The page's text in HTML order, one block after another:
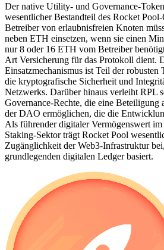
Der native Utility- und Governance-
wesentlicher Bestandteil des Rocket
Betreiber von erlaubnisfreien Knoten
neben ETH einsetzen, wenn sie einen
nur 8 oder 16 ETH vom Betreiber
Art Versicherung für das Protokoll dient.
Einsatzmechanismus ist Teil der robusten
die kryptografische Sicherheit und
Netzwerks. Darüber hinaus verleiht RPL
Governance-Rechte, die eine Beteiligung
der DAO ermöglichen, die die
Als führender digitaler Vermögenswert
Staking-Sektor trägt Rocket Pool
Zugänglichkeit der Web3-Infrastruktur
grundlegenden digitalen Ledger basiert.